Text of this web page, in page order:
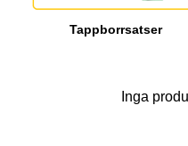
Tappborrsatser
Inga